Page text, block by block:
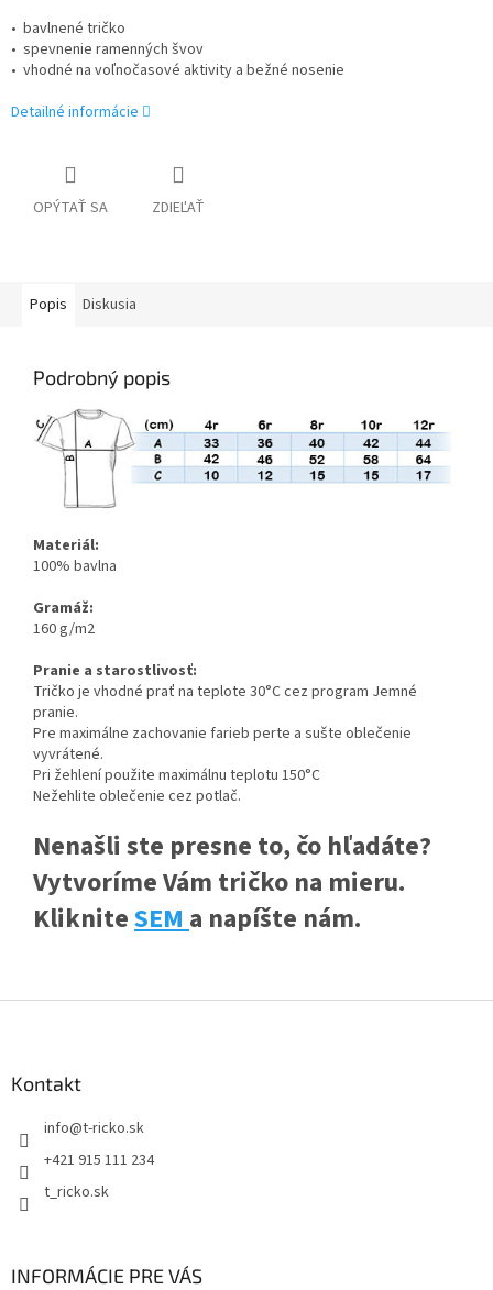
• bavlnené tričko
• spevnenie ramenných švov
• vhodné na voľnočasové aktivity a bežné nosenie
Detailné informácie
OPÝTAŤ SA ZDIEĽAŤ
Popis Diskusia
Podrobný popis
Materiál:
100% bavlna
Gramáž:
160 g/m2
Pranie a starostlivosť:
Tričko je vhodné prať na teplote 30°C cez program Jemné
pranie.
Pre maximálne zachovanie farieb perte a sušte oblečenie
vyvrátené.
Pri žehlení použite maximálnu teplotu 150°C
Nežehlite oblečenie cez potlač.
Nenašli ste presne to, čo hľadáte?
Vytvoríme Vám tričko na mieru.
KlikniteSEMa napíšte nám.
Kontakt
info@t-ricko.sk
+421 915 111 234
t_ricko.sk
INFORMÁCIE PRE VÁS